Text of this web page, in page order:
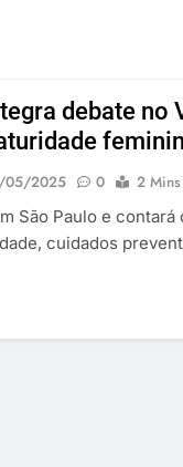
debate no
05/2025 0
2 Mins
São Paulo e
cuidados